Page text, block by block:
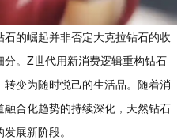
的崛起并非否定大克拉钻石的收
。Z世代用新消费逻辑重构钻石
变为随时悦己的生活品。随着消
合化趋势的持续深化，天然钻石
展新阶段。